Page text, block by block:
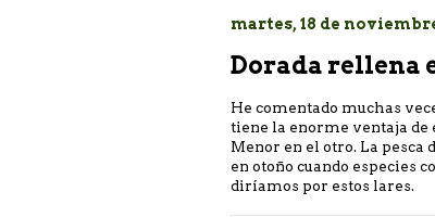
martes, 18 de
Dorada rellena
He comentado muchas
tiene la enorme ventaja de
Menor en el otro. La pesca
en otoño cuando especies
diríamos por estos lares.